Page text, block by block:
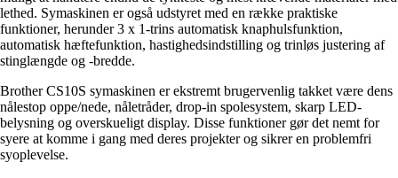
lethed. Symaskinen er også udstyret med en række praktiske
funktioner, herunder 3 x 1-trins automatisk knaphulsfunktion,
automatisk hæftefunktion, hastighedsindstilling og trinløs justering af
stinglængde og -bredde.
Brother CS10S symaskinen er ekstremt brugervenlig takket være dens
nålestop oppe/nede, nåletråder, drop-in spolesystem, skarp LED-
belysning og overskueligt display. Disse funktioner gør det nemt for
syere at komme i gang med deres projekter og sikrer en problemfri
syoplevelse.